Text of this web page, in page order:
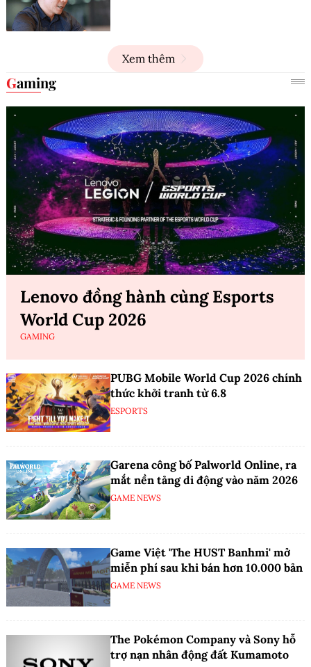
Xem thêm
Gaming
Lenovo đồng hành cùng Esports
World Cup 2026
GAMING
PUBG Mobile World Cup 2026 chính
thức khởi tranh từ 6.8
ESPORTS
Garena công bố Palworld Online, ra
mắt nền tảng di động vào năm 2026
GAME NEWS
Game Việt 'The HUST Banhmi' mở
miễn phí sau khi bán hơn 10.000 bản
GAME NEWS
The Pokémon Company và Sony hỗ
trợ nạn nhân động đất Kumamoto